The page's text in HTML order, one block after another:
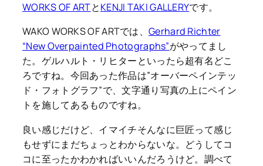
WORKS OF ARTとKENJI TAKI GALLERYです。
WAKO WORKS OF ARTでは、Gerhard Richter
“New Overpainted Photographs”がやってまし
た。ゲルハルト・リヒターといったら超有名どこ
ろですね。今回あった作品は”オーバーペインテッ
ド・フォトグラフ”で、文字通り写真の上にペイン
トを施してあるものですね。
良い感じだけど、イマイチそんなに巨匠って感じ
もせずにまだちょっとわからないな。どうしてコ
コに至ったかわかればいいんだろうけど。調べて